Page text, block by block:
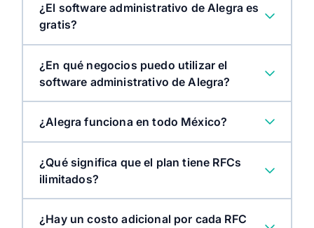
¿El software administrativo de Alegra es
gratis?
¿En qué negocios puedo utilizar el
software administrativo de Alegra?
¿Alegra funciona en todo México?
¿Qué significa que el plan tiene RFCs
ilimitados?
¿Hay un costo adicional por cada RFC